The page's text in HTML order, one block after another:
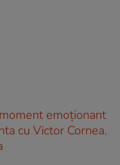
emoționant
cu Victor Cornea.